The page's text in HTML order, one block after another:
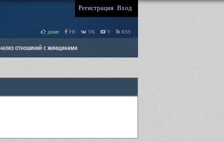
Регистрация Вход
донат FB VK Y RSS
отношений с женщинами